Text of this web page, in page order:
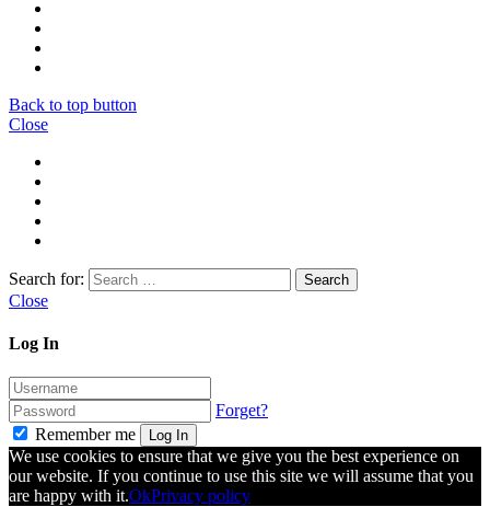
Back to top button
Close
Search for:
Close
Log In
Forget?
Remember me
Log In
We use cookies to ensure that we give you the best experience on
our website. If you continue to use this site we will assume that you
are happy with it.OkPrivacy policy